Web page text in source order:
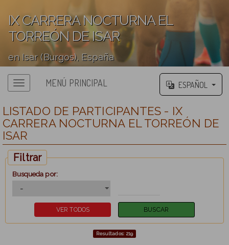
IX CARRERA NOCTURNA EL
TORREÓN DE ISAR
en Isar (Burgos), España
MENÚ PRINCIPAL ESPAÑOL
LISTADO DE PARTICIPANTES - IX
CARRERA NOCTURNA EL TORREÓN DE
ISAR
Filtrar
Busqueda por:
Resultados: 219